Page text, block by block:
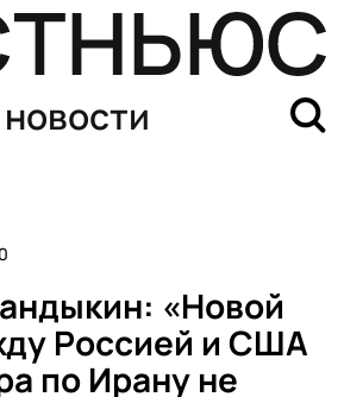
новости
«Новой
Россией и США
по Ирану не
захватывать танкеры из